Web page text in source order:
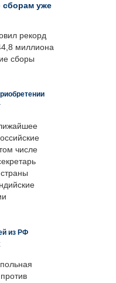
сборам уже
рекорд
миллиона
сборы
числе
из РФ